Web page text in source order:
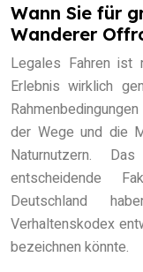
Wann Sie für
Wanderer
Legales Fahren ist
Erlebnis wirklich
der Wege und die
Naturnutzern.
entscheidende
Deutschland
Verhaltenskodex
bezeichnen könnte.